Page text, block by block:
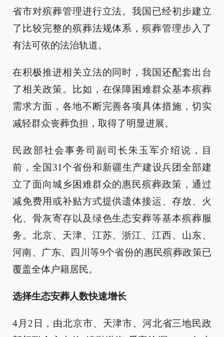
省市对殡葬管理进行立法。我国已经初步建立
了比较完整的殡葬法规体系，殡葬管理步入了
有法可依的法治轨道。
在积极推进相关立法的同时，我国还配套出台
了相关政策。比如，在保障困难群众基本殡葬
需求方面，各地不断完善各项具体措施，切实
减轻群众丧葬负担，取得了明显进展。
民政部社会事务司副司长朱玉军介绍说，目
前，全国31个省份和新疆生产建设兵团全部建
立了面向城乡困难群众的惠民殡葬政策，通过
减免费用或补贴方式提供遗体接运、存放、火
化、骨灰寄存以及绿色生态安葬等基本殡葬服
务。北京、天津、江苏、浙江、江西、山东、
河南、广东、四川等9个省份的惠民殡葬政策已
覆盖全体户籍居民。
选择生态安葬人数快速增长
4月2日，由北京市、天津市、河北省三地民政